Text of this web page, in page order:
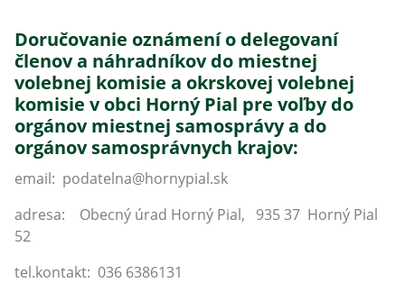
Doručovanie oznámení o delegovaní
členov a náhradníkov do miestnej
volebnej komisie a okrskovej volebnej
komisie v obci Horný Pial pre voľby do
orgánov miestnej samosprávy a do
orgánov samosprávnych krajov:
email: podatelna@hornypial.sk
adresa: Obecný úrad Horný Pial, 935 37 Horný Pial
52
tel.kontakt: 036 6386131